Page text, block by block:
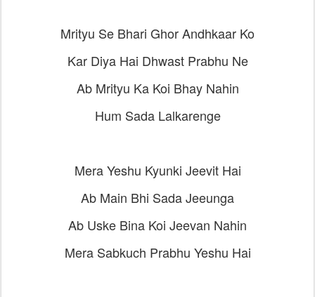
Mrityu Se Bhari Ghor Andhkaar Ko
Kar Diya Hai Dhwast Prabhu Ne
Ab Mrityu Ka Koi Bhay Nahin
Hum Sada Lalkarenge
Mera Yeshu Kyunki Jeevit Hai
Ab Main Bhi Sada Jeeunga
Ab Uske Bina Koi Jeevan Nahin
Mera Sabkuch Prabhu Yeshu Hai